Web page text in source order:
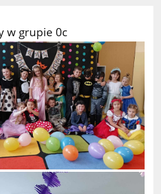
w grupie 0c